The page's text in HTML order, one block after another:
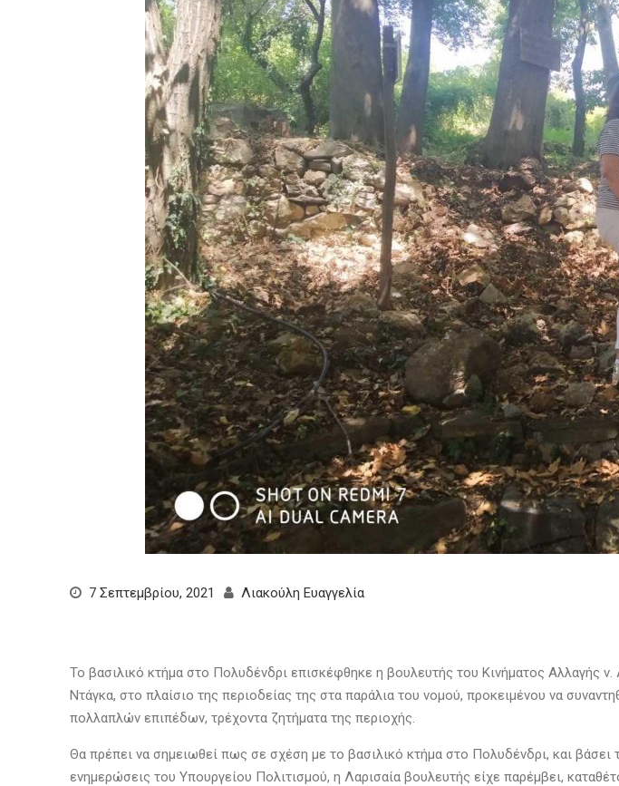
7 Σεπτεμβρίου, 2021 Λιακούλη Ευαγγελία
Το βασιλικό κτήμα στο Πολυδένδρι επισκέφθηκε η βουλευτής του Κινήματος Αλλαγής
Ντάγκα, στο πλαίσιο της περιοδείας της στα παράλια του νομού, προκειμένου να
πολλαπλών επιπέδων, τρέχοντα ζητήματα της περιοχής.
Θα πρέπει να σημειωθεί πως σε σχέση με το βασιλικό κτήμα στο Πολυδένδρι, και
ενημερώσεις του Υπουργείου Πολιτισμού, η Λαρισαία βουλευτής είχε παρέμβει,